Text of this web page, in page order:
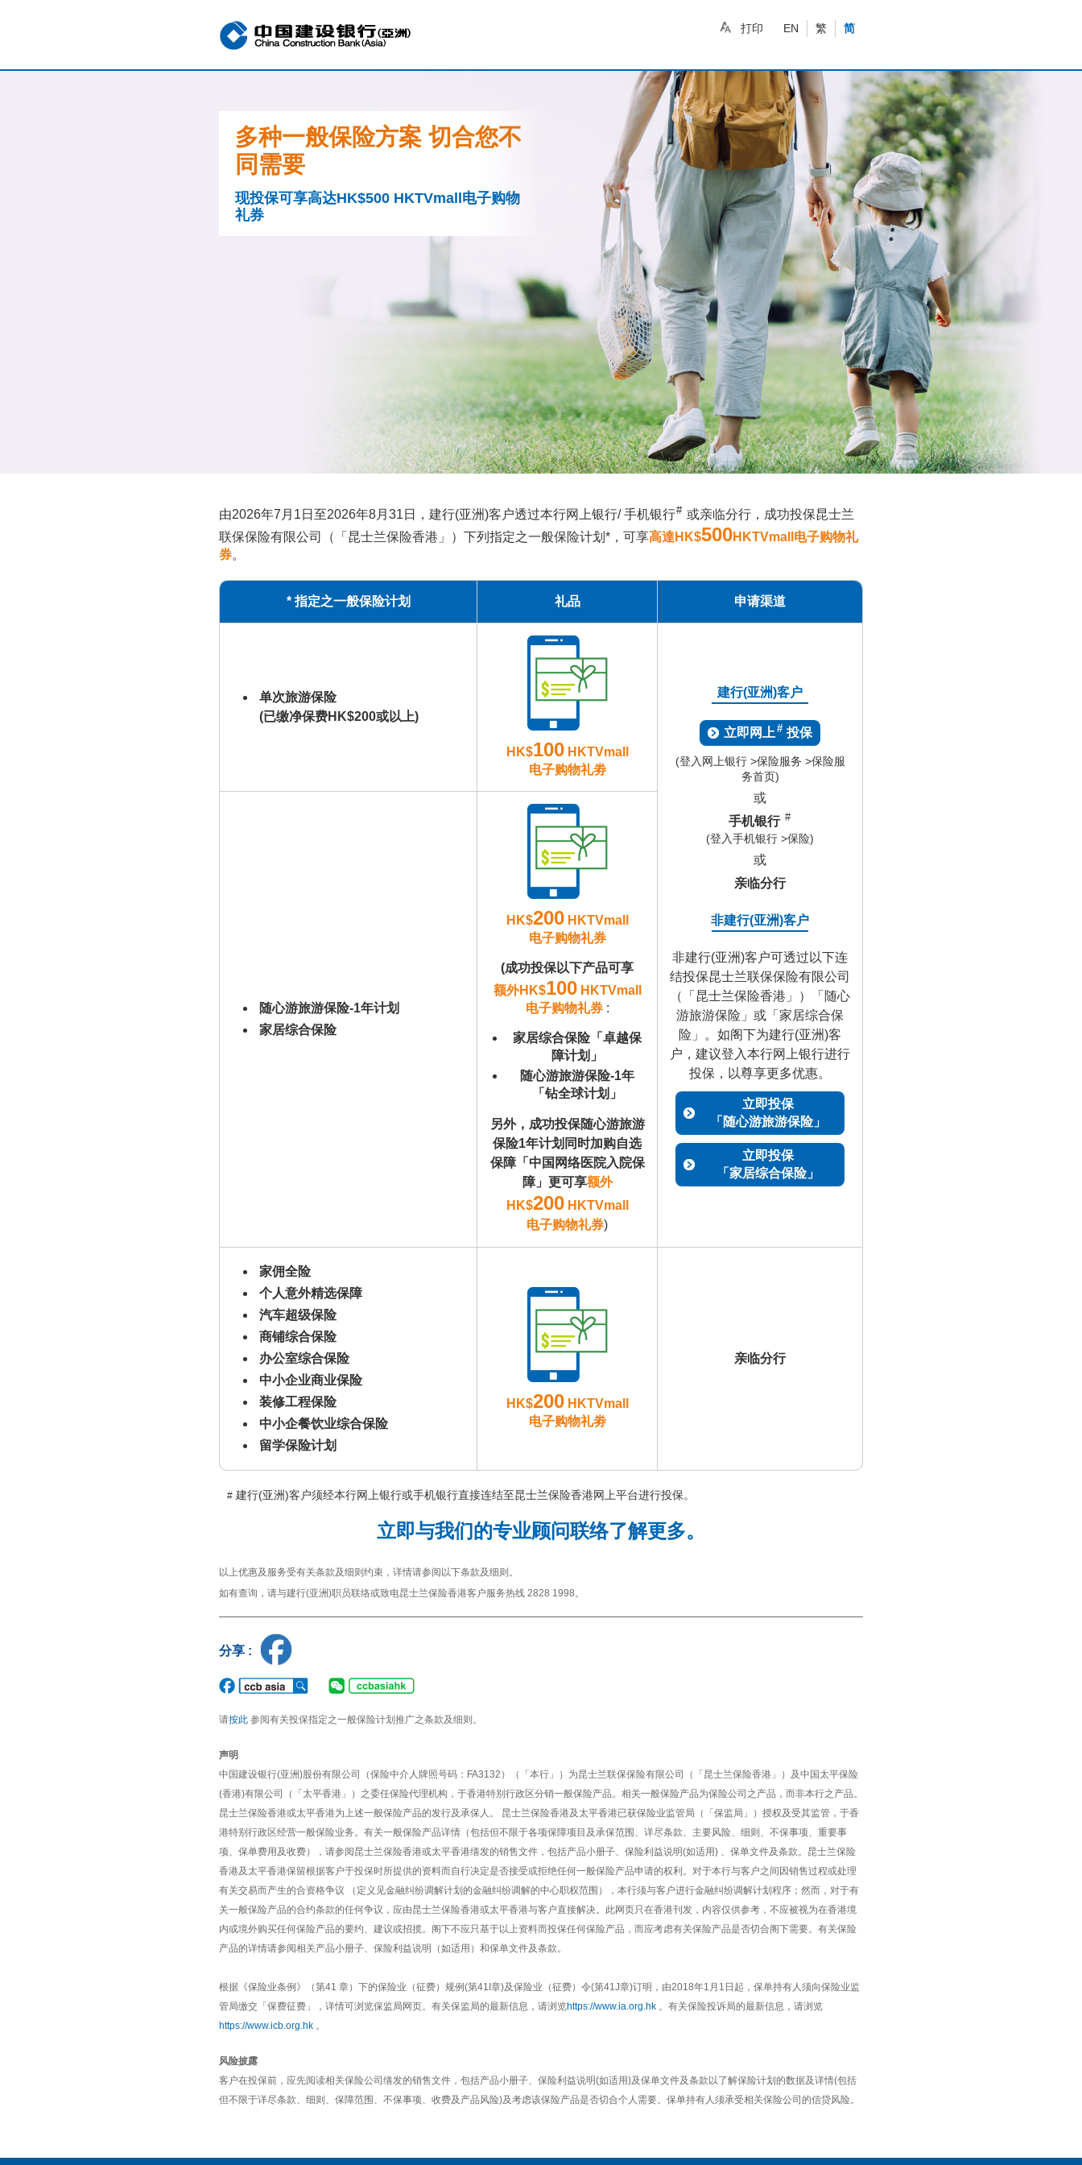
打印 EN 繁 简
多种一般保险方案 切合您不
同需要
现投保可享高达HK$500 HKTVmall电子购物
礼券
由2026年7月1日至2026年8月31日，建行(亚洲)客户透过本行网上银行/ 手机银行# 或亲临分行，成功投保昆士兰
联保保险有限公司（「昆士兰保险香港」）下列指定之一般保险计划*，可享高達HK$500HKTVmall电子购物礼
券。
* 指定之一般保险计划 礼品 申请渠道
单次旅游保险
(已缴净保费HK$200或以上)
HK$100HKTVmall
电子购物礼劵
建行(亚洲)客户
立即网上 # 投保
(登入网上银行 >保险服务 >保险服
务首页)
或
手机银行 #
(登入手机银行 >保险)
或
亲临分行
非建行(亚洲)客户
非建行(亚洲)客户可透过以下连
结投保昆士兰联保保险有限公司
（「昆士兰保险香港」）「随心
游旅游保险」或「家居综合保
险」。如阁下为建行(亚洲)客
户，建议登入本行网上银行进行
投保，以尊享更多优惠。
立即投保
「随心游旅游保险」
立即投保
「家居综合保险」
随心游旅游保险-1年计划
家居综合保险
HK$200HKTVmall
电子购物礼券
(成功投保以下产品可享
额外HK$100HKTVmall
电子购物礼券 :
家居综合保险「卓越保
障计划」
随心游旅游保险-1年
「钻全球计划」
另外，成功投保随心游旅游
保险1年计划同时加购自选
保障「中国网络医院入院保
障」更可享额外
HK$200HKTVmall
电子购物礼券)
家佣全险
个人意外精选保障
汽车超级保险
商铺综合保险
办公室综合保险
中小企业商业保险
装修工程保险
中小企餐饮业综合保险
留学保险计划
HK$200HKTVmall
电子购物礼劵
亲临分行
# 建行(亚洲)客户须经本行网上银行或手机银行直接连结至昆士兰保险香港网上平台进行投保。
立即与我们的专业顾问联络了解更多。
以上优惠及服务受有关条款及细则约束，详情请参阅以下条款及细则。
如有查询，请与建行(亚洲)职员联络或致电昆士兰保险香港客户服务热线 2828 1998。
分享 :
请按此 参阅有关投保指定之一般保险计划推广之条款及细则。
声明
中国建设银行(亚洲)股份有限公司（保险中介人牌照号码：FA3132）（「本行」）为昆士兰联保保险有限公司（「昆士兰保险香港」）及中国太平保险
(香港)有限公司（「太平香港」）之委任保险代理机构，于香港特别行政区分销一般保险产品。相关一般保险产品为保险公司之产品，而非本行之产品。
昆士兰保险香港或太平香港为上述一般保险产品的发行及承保人。 昆士兰保险香港及太平香港已获保险业监管局（「保监局」）授权及受其监管，于香
港特别行政区经营一般保险业务。有关一般保险产品详情（包括但不限于各项保障项目及承保范围、详尽条款、主要风险、细则、不保事项、重要事
项、保单费用及收费），请参阅昆士兰保险香港或太平香港缮发的销售文件，包括产品小册子、保险利益说明(如适用) 、保单文件及条款。昆士兰保险
香港及太平香港保留根据客户于投保时所提供的资料而自行决定是否接受或拒绝任何一般保险产品申请的权利。对于本行与客户之间因销售过程或处理
有关交易而产生的合资格争议 （定义见金融纠纷调解计划的金融纠纷调解的中心职权范围），本行须与客户进行金融纠纷调解计划程序；然而，对于有
关一般保险产品的合约条款的任何争议，应由昆士兰保险香港或太平香港与客户直接解决。此网页只在香港刊发，内容仅供参考，不应被视为在香港境
内或境外购买任何保险产品的要约、建议或招揽。阁下不应只基于以上资料而投保任何保险产品，而应考虑有关保险产品是否切合阁下需要。有关保险
产品的详情请参阅相关产品小册子、保险利益说明（如适用）和保单文件及条款。
根据《保险业条例》（第41 章）下的保险业（征费）规例(第41I章)及保险业（征费）令(第41J章)订明，由2018年1月1日起，保单持有人须向保险业监
管局缴交「保费征费」，详情可浏览保监局网页。有关保监局的最新信息，请浏览https://www.ia.org.hk 。有关保险投诉局的最新信息，请浏览
https://www.icb.org.hk 。
风险披露
客户在投保前，应先阅读相关保险公司缮发的销售文件，包括产品小册子、保险利益说明(如适用)及保单文件及条款以了解保险计划的数据及详情(包括
但不限于详尽条款、细则、保障范围、不保事项、收费及产品风险)及考虑该保险产品是否切合个人需要。保单持有人须承受相关保险公司的信贷风险。